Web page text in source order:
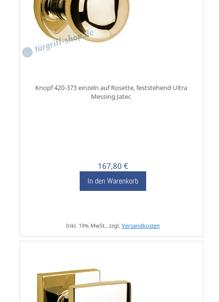
Knopf 420-373 einzeln auf Rosette, feststehend Ultra
Messing Jatec
167,80 €
In den Warenkorb
Inkl. 19% MwSt., zzgl. Versandkosten